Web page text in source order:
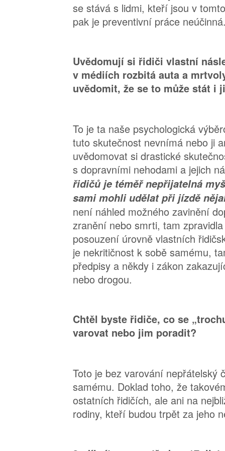
se stává s lidmi, kteří jsou v
pak je preventivní práce
Uvědomují si řidiči vlastní
v médiích rozbitá auta a
uvědomit, že se to může stát i
To je ta naše psychologická
tuto skutečnost nevnímá nebo ji
uvědomovat si drastické
s dopravními nehodami a jejich
řidičů je téměř nepřijatelná
sami mohli udělat při jízdě
není náhled možného zavinění
zranění nebo smrti, tam
posouzení úrovně vlastních
je nekritičnost k sobě samému,
předpisy a někdy i zákon
nebo drogou.
Chtěl byste řidiče, co se
varovat nebo jim poradit?
Toto je bez varování nepřátelský
samému. Doklad toho, že
ostatních řidičích, ale ani na
rodiny, kteří budou trpět za jeho